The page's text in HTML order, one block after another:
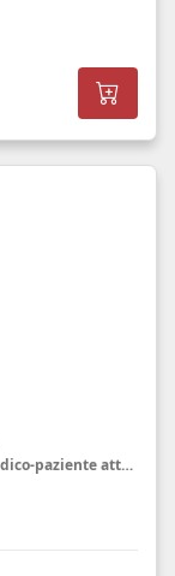
Come migliorare in concreto la Relazione medico-paziente attraverso la Comunicazione